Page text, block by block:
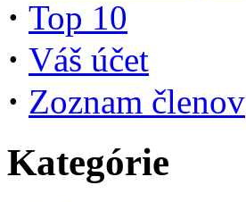
· Top 10
· Váš účet
· Zoznam členov
Kategórie